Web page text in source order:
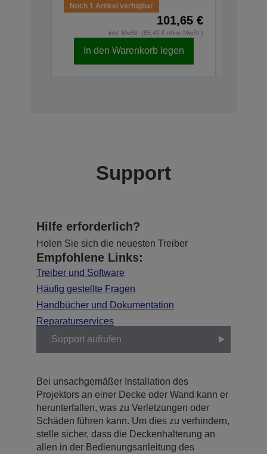
Noch 1 Artikel verfügbar
101,65 €
inkl. MwSt. (85,42 € ohne MwSt.)
In den Warenkorb legen
Support
Hilfe erforderlich?
Holen Sie sich die neuesten Treiber
Empfohlene Links:
Treiber und Software
Häufig gestellte Fragen
Handbücher und Dokumentation
Reparaturservices
Support aufrufen
Bei unsachgemäßer Installation des
Projektors an einer Decke oder Wand kann er
herunterfallen, was zu Verletzungen oder
Schäden führen kann. Um dies zu verhindern,
stelle sicher, dass die Deckenhalterung an
allen in der Bedienungsanleitung des